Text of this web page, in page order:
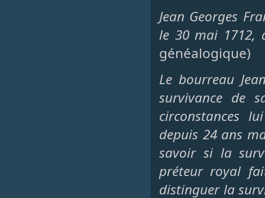
Jean Georges
le 30 mai 1712,
généalogique)
Le bourreau
survivance de
circonstances
depuis 24 ans
savoir si la
préteur royal
distinguer la